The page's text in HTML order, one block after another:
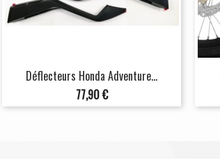
Déflecteurs Honda Adventure...
Prix
77,90 €